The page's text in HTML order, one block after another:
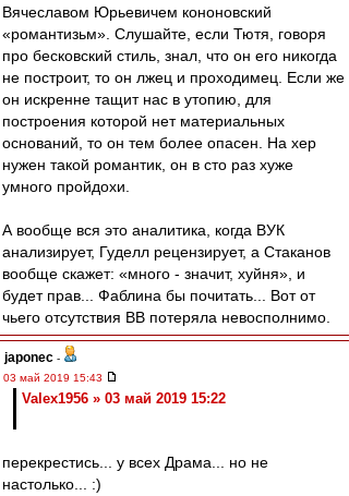
Вячеславом Юрьевичем кононовский
«романтизьм». Слушайте, если Тютя, говоря
про бесковский стиль, знал, что он его никогда
не построит, то он лжец и проходимец. Если же
он искренне тащит нас в утопию, для
построения которой нет материальных
оснований, то он тем более опасен. На хер
нужен такой романтик, он в сто раз хуже
умного пройдохи.
А вообще вся это аналитика, когда ВУК
анализирует, Гуделл рецензирует, а Стаканов
вообще скажет: «много - значит, хуйня», и
будет прав... Фаблина бы почитать... Вот от
чьего отсутствия ВВ потеряла невосполнимо.
japonec -
03 май 2019 15:43
Valex1956 » 03 май 2019 15:22
перекрестись... у всех Драма... но не
настолько... :)